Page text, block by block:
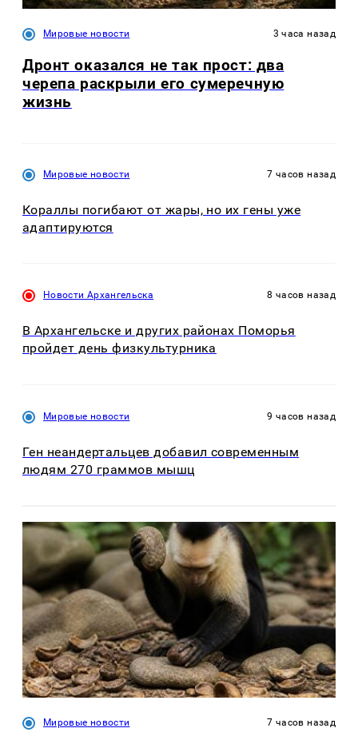
Мировые новости 3 часа назад
Дронт оказался не так прост: два
черепа раскрыли его сумеречную
жизнь
Мировые новости 7 часов назад
Кораллы погибают от жары, но их гены уже
адаптируются
Новости Архангельска 8 часов назад
В Архангельске и других районах Поморья
пройдет день физкультурника
Мировые новости 9 часов назад
Ген неандертальцев добавил современным
людям 270 граммов мышц
Мировые новости 7 часов назад